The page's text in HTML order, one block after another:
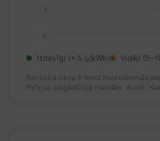
0
5
Izdevīgi (< 5 c/kWh) Vidēji
Norādītā cena ir Nord Pool nākamās
PVN un piegādātāja maksām.
Avots: